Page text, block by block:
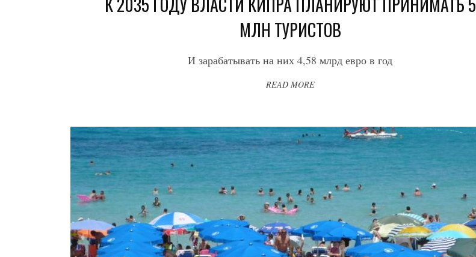
МЛН ТУРИСТОВ
И зарабатывать на них 4,58 млрд евро в год
READ MORE
ДОБЫЧУ ГАЗА НА
МЕСТОРОЖДЕНИИ KRONOS
НА КИПРСКОМ ШЕЛЬФЕ
БИЗНЕС JUL 28, 2026